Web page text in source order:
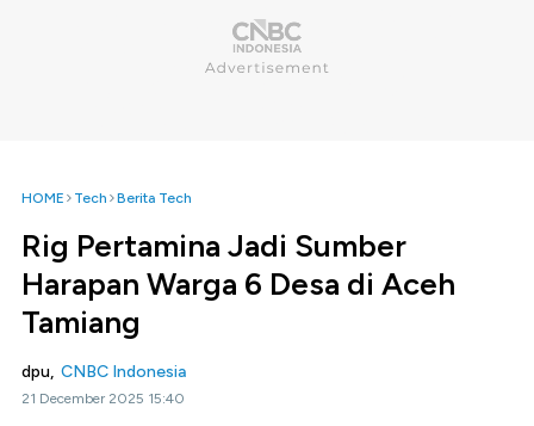
HOME Tech Berita Tech
Rig Pertamina Jadi Sumber
Harapan Warga 6 Desa di Aceh
Tamiang
dpu, CNBC Indonesia
21 December 2025 15:40